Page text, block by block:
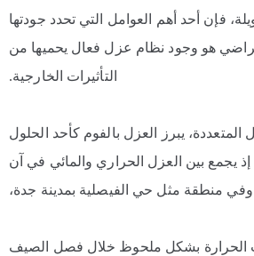
فإن أحد أهم العوامل التي تحدد جودتها
هو وجود نظام عزل فعال يحميها من
التأثيرات الخارجية.
المتعددة، يبرز العزل بالفوم كأحد الحلول
إذ يجمع بين العزل الحراري والمائي في آن
وفي منطقة مثل حي الفيصلية بمدينة جدة،
الحرارة بشكل ملحوظ خلال فصل الصيف